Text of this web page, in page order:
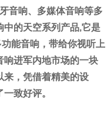
音响、多媒体音响等多
中的天空系列产品,它是
能音响，带给你视听上
响进军内地市场的一块
来，凭借着精美的设
致好评。